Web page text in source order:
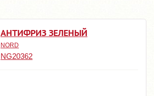
АНТИФРИЗ ЗЕЛЕНЫЙ
NORD
NG20362